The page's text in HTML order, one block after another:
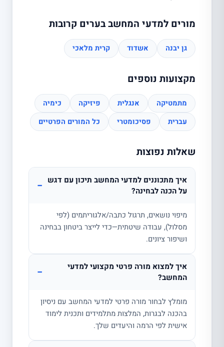
מורים למדעי המחשב בערים קרובות
גן יבנה אשדוד קרית מלאכי
מקצועות נוספים
מתמטיקה אנגלית פיזיקה
כימיה
עברית
פסיכומטרי כל המורים הפרטיים
שאלות נפוצות
איך מתכוננים למדעי המחשב תיכון עם דגש
על הכנה לבחינה?
−
מיפוי נושאים, תרגול כתבה/אלגוריתמים (לפי
מסלול), עבודה שיטתית—כדי לייצר ביטחון בבחינה
ושיפור ציונים.
איך למצוא מורה פרטי מקצועי למדעי
המחשב?
−
מומלץ לבחור מורה פרטי למדעי המחשב עם ניסיון
בהכנה לבגרות, המלצות מתלמידים ותכנית לימוד
אישית לפי הרמה והיעדים שלך.